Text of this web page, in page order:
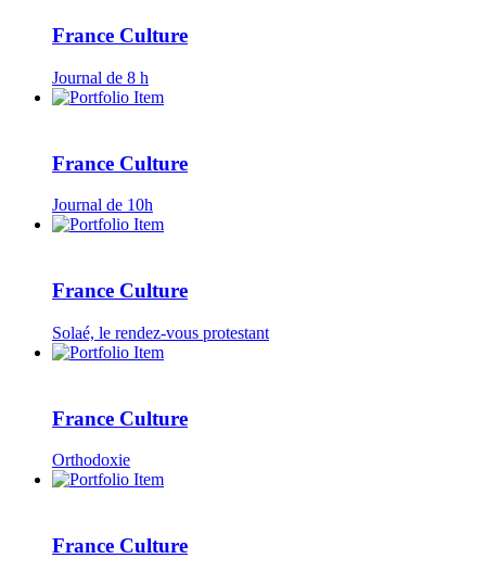
France Culture
Journal de 8 h
France Culture
Journal de 10h
France Culture
Solaé, le rendez-vous protestant
France Culture
Orthodoxie
France Culture